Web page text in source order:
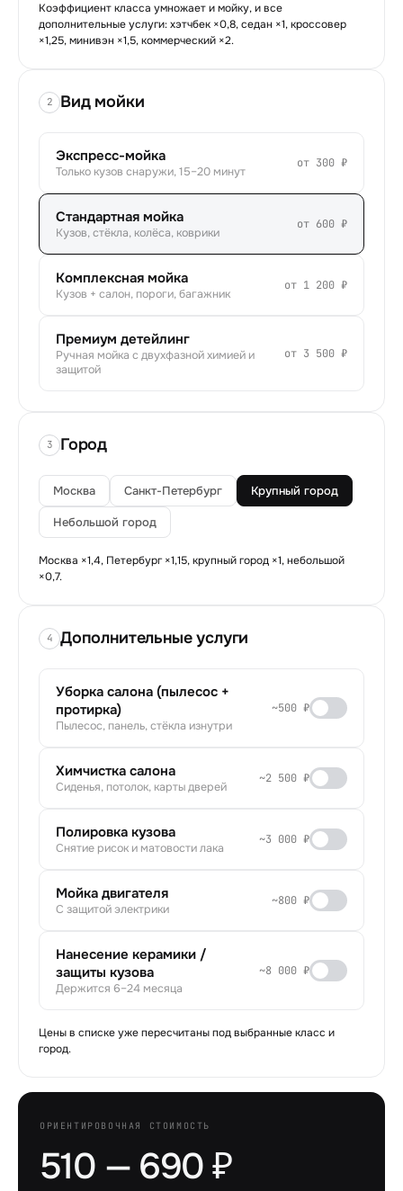
Коэффициент класса умножает и мойку, и все
дополнительные услуги: хэтчбек ×0,8, седан ×1, кроссовер
×1,25, минивэн ×1,5, коммерческий ×2.
2 Вид мойки
Экспресс-мойка
Только кузов снаружи, 15–20 минут
от 300 ₽
Стандартная мойка
Кузов, стёкла, колёса, коврики
от 600 ₽
Комплексная мойка
Кузов + салон, пороги, багажник
от 1 200 ₽
Премиум детейлинг
Ручная мойка с двухфазной химией и
защитой
от 3 500 ₽
3 Город
Москва Санкт-Петербург Крупный город
Небольшой город
Москва ×1,4, Петербург ×1,15, крупный город ×1, небольшой
×0,7.
4 Дополнительные услуги
Уборка салона (пылесос +
протирка)
Пылесос, панель, стёкла изнутри
~500 ₽
Химчистка салона
Сиденья, потолок, карты дверей
~2 500 ₽
Полировка кузова
Снятие рисок и матовости лака
~3 000 ₽
Мойка двигателя
С защитой электрики
~800 ₽
Нанесение керамики /
защиты кузова
Держится 6–24 месяца
~8 000 ₽
Цены в списке уже пересчитаны под выбранные класс и
город.
ОРИЕНТИРОВОЧНАЯ СТОИМОСТЬ
510 — 690 ₽